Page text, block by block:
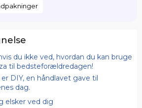
du ikke ved, hvordan du kan bruge
til bedsteforældredagen!
DIY, en håndlavet gave til
dag.
elsker ved dig